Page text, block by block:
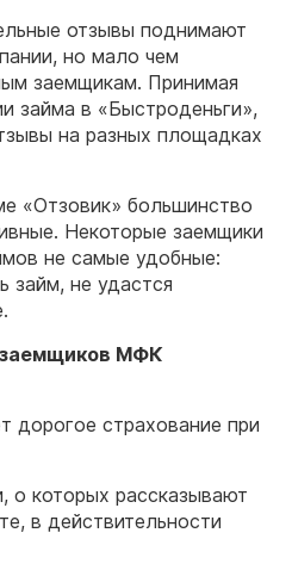
отзывы поднимают
но мало чем
заемщикам. Принимая
займа в «Быстроденьги»,
на разных площадках
«Отзовик» большинство
Некоторые заемщики
не самые удобные:
займ, не удастся
заемщиков МФК
дорогое страхование при
о которых рассказывают
в действительности